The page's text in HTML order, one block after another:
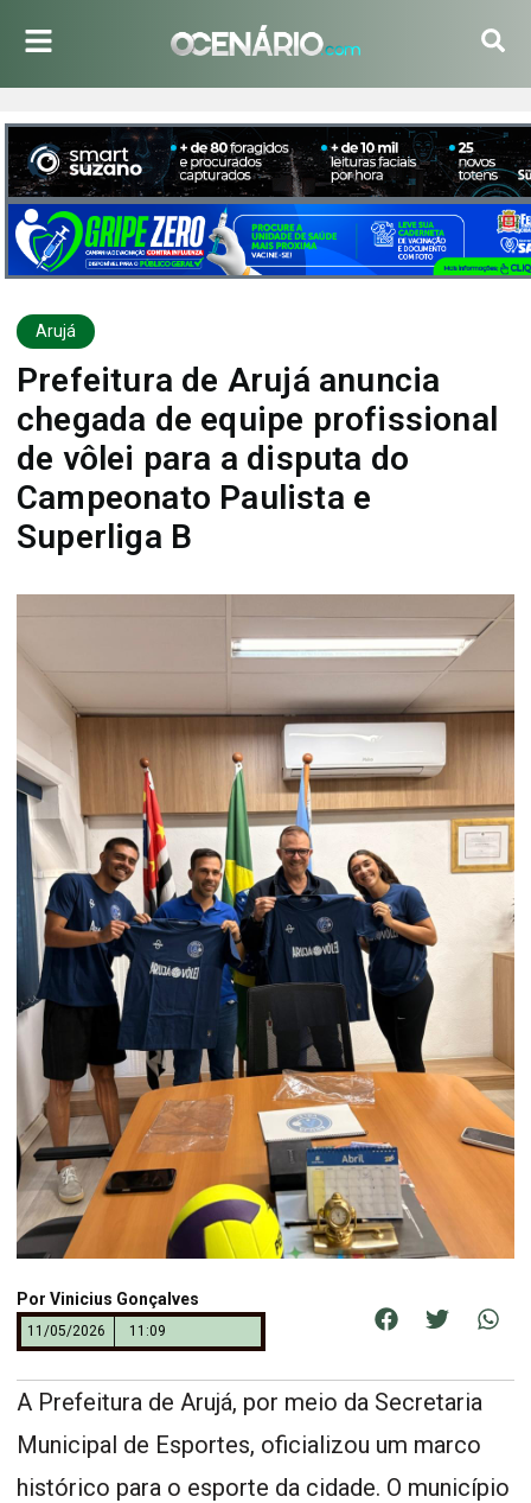
Arujá
Prefeitura de Arujá anuncia
chegada de equipe profissional
de vôlei para a disputa do
Campeonato Paulista e
Superliga B
Por Vinicius Gonçalves
11/05/2026 11:09
A Prefeitura de Arujá, por meio da Secretaria
Municipal de Esportes, oficializou um marco
histórico para o esporte da cidade. O município